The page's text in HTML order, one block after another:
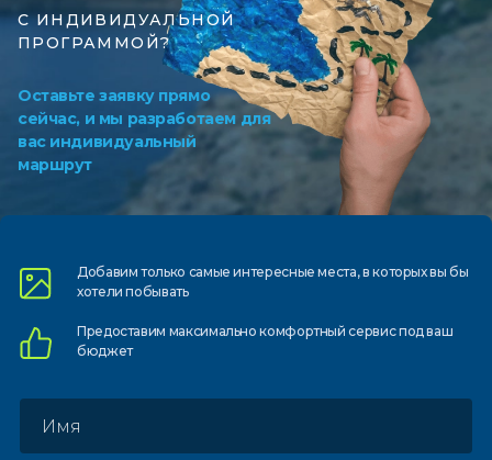
С ИНДИВИДУАЛЬНОЙ
ПРОГРАММОЙ?
Оставьте заявку прямо
сейчас, и мы разработаем для
вас индивидуальный
маршрут
Добавим только самыеинтересные места, в которыхвы бы
хотели побывать
Предоставим максимально комфортныйсервис под ваш
бюджет